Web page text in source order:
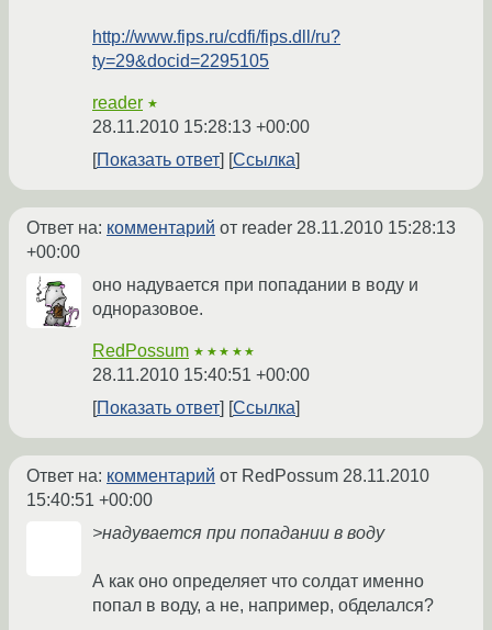
http://www.fips.ru/cdfi/fips.dll/ru?
ty=29&docid=2295105
reader ★
28.11.2010 15:28:13 +00:00
Показать ответ
Ссылка
Ответ на: комментарий от reader 28.11.2010 15:28:13
+00:00
оно надувается при попадании в воду и
одноразовое.
RedPossum ★★★★★
28.11.2010 15:40:51 +00:00
Показать ответ
Ссылка
Ответ на: комментарий от RedPossum 28.11.2010
15:40:51 +00:00
>надувается при попадании в воду
А как оно определяет что солдат именно
попал в воду, а не, например, обделался?